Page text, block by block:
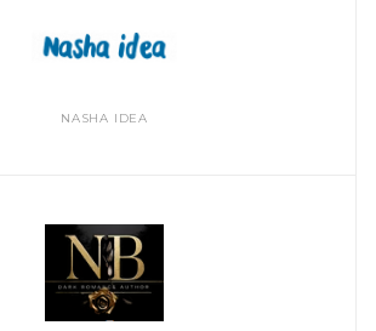
NASHA IDEA